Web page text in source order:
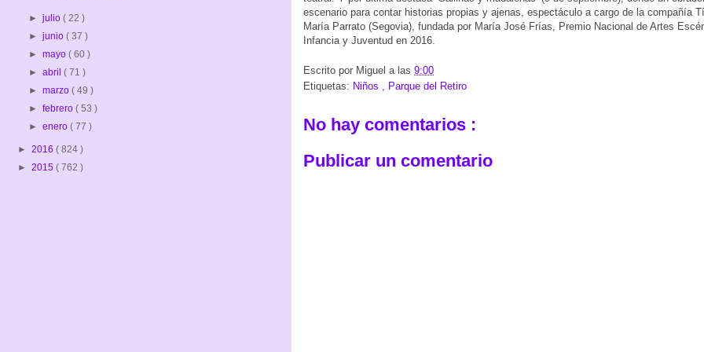
escenario para contar historias propias y ajenas, espectáculo a cargo de la compañía
María Parrato (Segovia), fundada por María José Frías, Premio Nacional de Artes
Infancia y Juventud en 2016.
Escrito por Miguel a las 9:00
Etiquetas: Niños , Parque del Retiro
No hay comentarios :
Publicar un comentario
►julio( 22 )
►junio( 37 )
►mayo( 60 )
►abril( 71 )
►marzo( 49 )
►febrero( 53 )
►enero( 77 )
► 2016 ( 824 )
► 2015 ( 762 )